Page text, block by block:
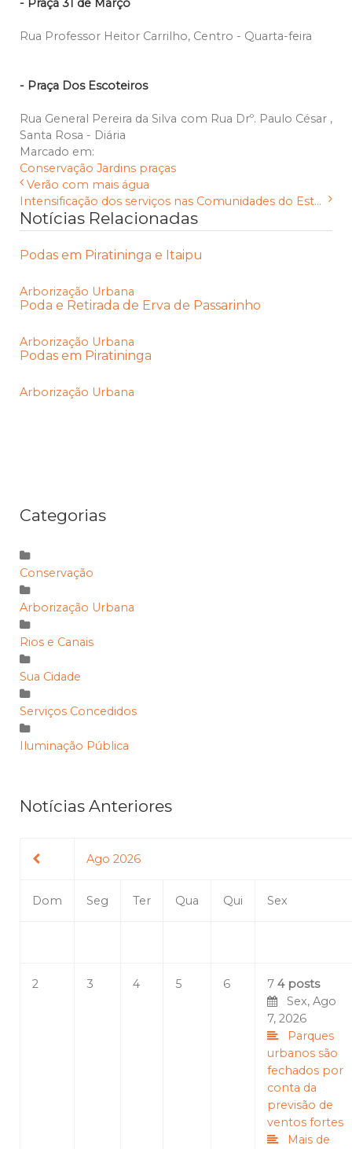
- Praça 31 de Março
Rua Professor Heitor Carrilho, Centro - Quarta-feira
- Praça Dos Escoteiros
Rua General Pereira da Silva com Rua Drº. Paulo César ,
Santa Rosa - Diária
Marcado em:
Conservação Jardins praças
Verão com mais água
Intensificação dos serviços nas Comunidades do Est...
Notícias Relacionadas
Podas em Piratininga e Itaipu
Arborização Urbana
Poda e Retirada de Erva de Passarinho
Arborização Urbana
Podas em Piratininga
Arborização Urbana
Categorias
Conservação
Arborização Urbana
Rios e Canais
Sua Cidade
Serviços Concedidos
Iluminação Pública
Notícias Anteriores
Ago 2026
Dom Seg Ter Qua Qui Sex
2 3 4 5 6 7 4 posts
Sex, Ago
7, 2026
Parques
urbanos são
fechados por
conta da
previsão de
ventos fortes
Mais de